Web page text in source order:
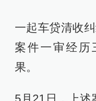
一起车贷清收
案件一审经历
果。